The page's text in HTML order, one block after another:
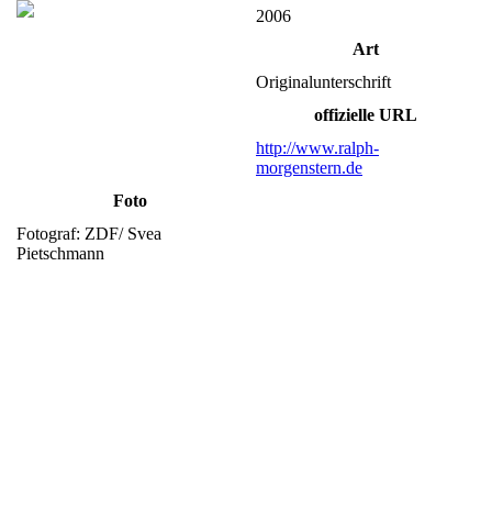
2006
Art
Originalunterschrift
offizielle URL
http://www.ralph-
morgenstern.de
Foto
Fotograf: ZDF/ Svea
Pietschmann